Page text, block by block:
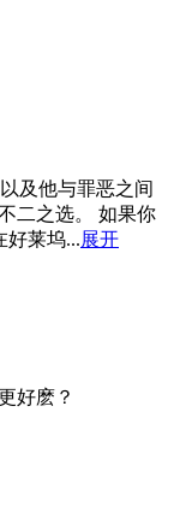
及他与罪恶之间
二之选。 如果你
好莱坞...展开
好麽？